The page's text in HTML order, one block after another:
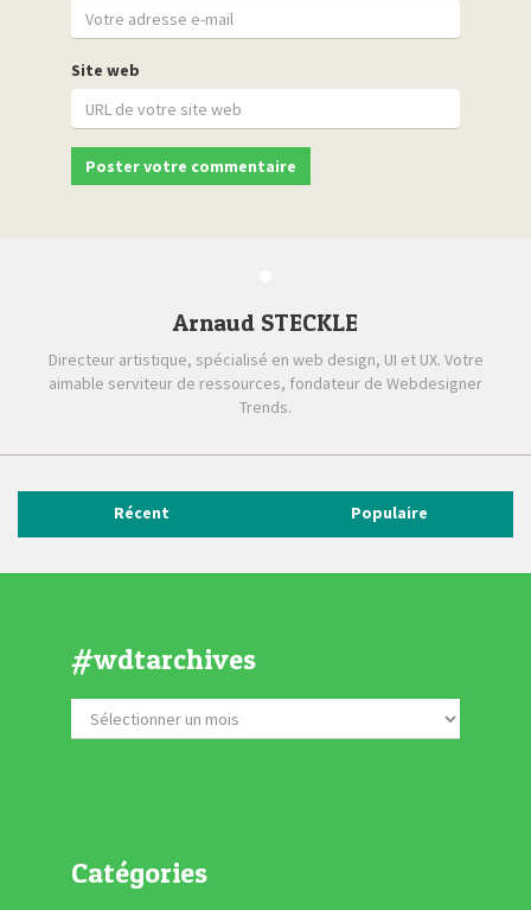
Site web
Arnaud STECKLE
Directeur artistique, spécialisé en web design, UI et UX. Votre
aimable serviteur de ressources, fondateur de Webdesigner
Trends.
Récent Populaire
#wdtarchives
Catégories